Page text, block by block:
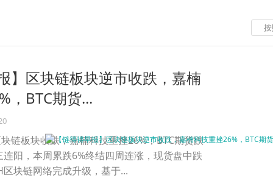
】区块链板块逆市收跌，嘉楠
，BTC期货...
链板块收跌，嘉楠科技重挫26%；BTC期货跌
阳，本周累跌6%终结四周连涨，现货盘中跌
块链网络完成升级，基于...